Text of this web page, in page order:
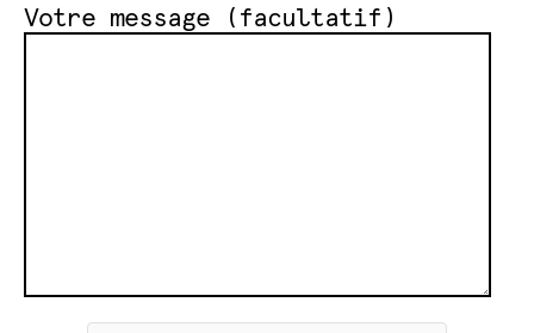
Votre message (facultatif)